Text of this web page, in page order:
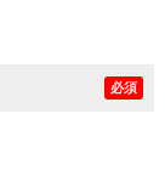
必須